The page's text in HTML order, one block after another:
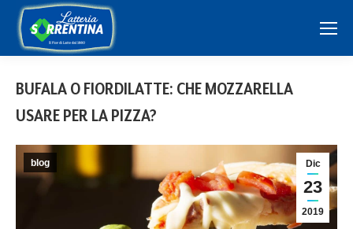
BUFALA O FIORDILATTE: CHE MOZZARELLA
USARE PER LA PIZZA?
Dic
23
2019
blog